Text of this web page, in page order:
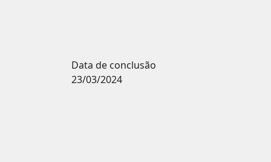
Data de conclusão
23/03/2024